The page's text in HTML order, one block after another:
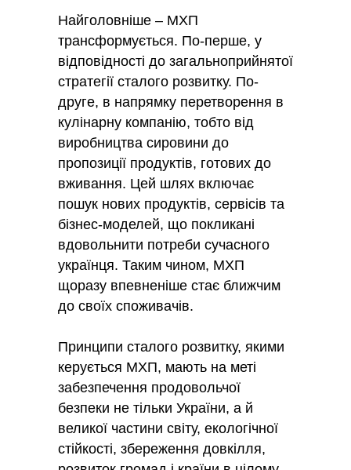
Найголовніше – МХП
трансформується. По-перше, у
відповідності до загальноприйнятої
стратегії сталого розвитку. По-
друге, в напрямку перетворення в
кулінарну компанію, тобто від
виробництва сировини до
пропозиції продуктів, готових до
вживання. Цей шлях включає
пошук нових продуктів, сервісів та
бізнес-моделей, що покликані
вдовольнити потреби сучасного
українця. Таким чином, МХП
щоразу впевненіше стає ближчим
до своїх споживачів.
Принципи сталого розвитку, якими
керується МХП, мають на меті
забезпечення продовольчої
безпеки не тільки України, а й
великої частини світу, екологічної
стійкості, збереження довкілля,